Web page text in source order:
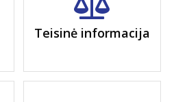
Teisinė informacija